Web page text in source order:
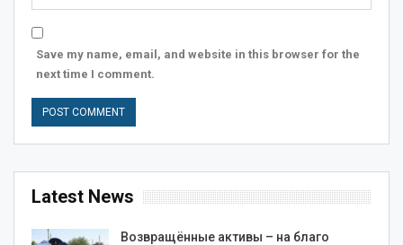
Save my name, email, and website in this browser for the
next time I comment.
Latest News
Возвращённые активы – на благо